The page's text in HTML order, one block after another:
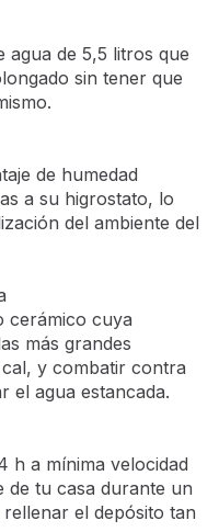
agua de 5,5 litros que
sin tener que
de humedad
a su higrostato, lo
del ambiente del
cerámico cuya
más grandes
y combatir contra
el agua estancada.
h a mínima velocidad
de tu casa durante un
el depósito tan